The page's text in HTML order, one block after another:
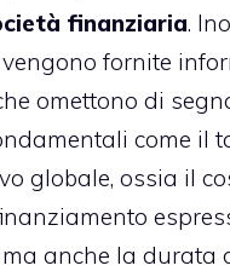
finanziaria.
fornite
omettono di
come il
globale, ossia il
anche la durata